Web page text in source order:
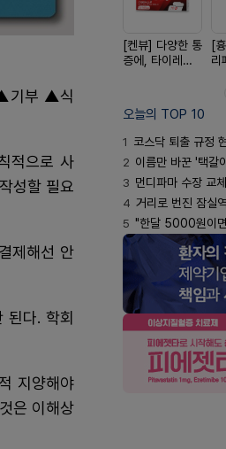
▲기부 ▲식
적으로 사
성할 필요
제해선 안
다. 학회
지양해야
은 이해상
[켄뷰] 다양한 통
증에, 타이레놀
[
리
오늘의 TOP 10
1 코스닥 퇴출 규정
2 이름만 바꾼 '택갈
3 먼디파마 수장 교체
4 거리로 번진 잠실역
5 "한달 5000원이면 싼